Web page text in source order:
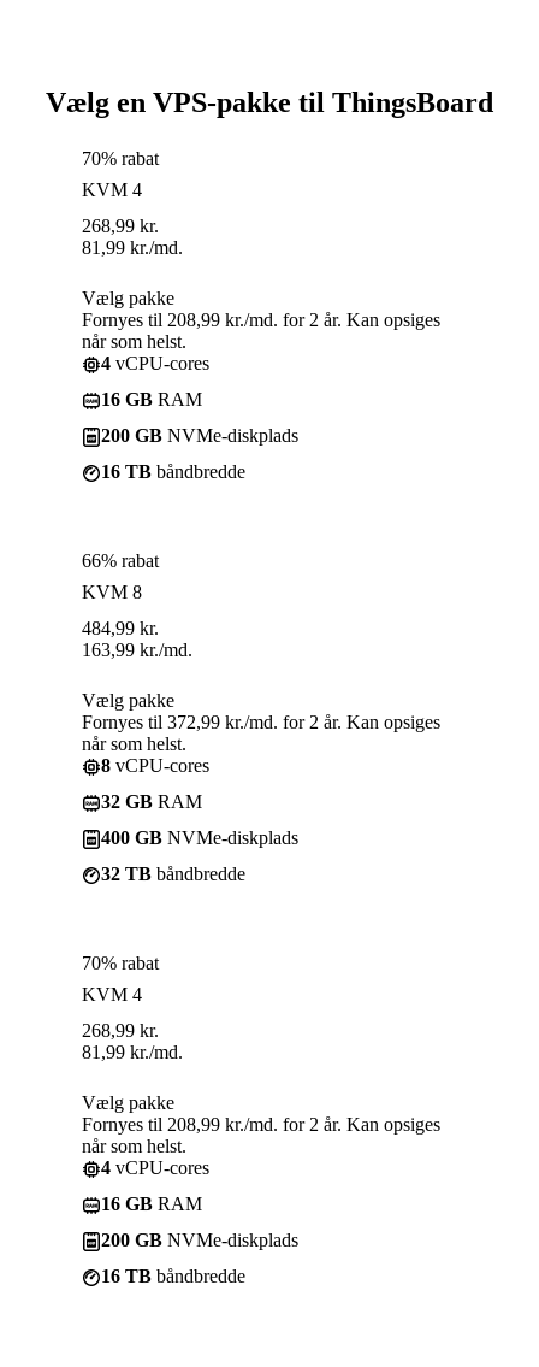
Vælg en VPS-pakke til ThingsBoard
70% rabat
KVM 4
268,99 kr.
81,99 kr./md.
Vælg pakke
Fornyes til 208,99 kr./md. for 2 år. Kan opsiges
når som helst.
4 vCPU-cores
16 GB RAM
200 GB NVMe-diskplads
16 TB båndbredde
66% rabat
KVM 8
484,99 kr.
163,99 kr./md.
Vælg pakke
Fornyes til 372,99 kr./md. for 2 år. Kan opsiges
når som helst.
8 vCPU-cores
32 GB RAM
400 GB NVMe-diskplads
32 TB båndbredde
70% rabat
KVM 4
268,99 kr.
81,99 kr./md.
Vælg pakke
Fornyes til 208,99 kr./md. for 2 år. Kan opsiges
når som helst.
4 vCPU-cores
16 GB RAM
200 GB NVMe-diskplads
16 TB båndbredde